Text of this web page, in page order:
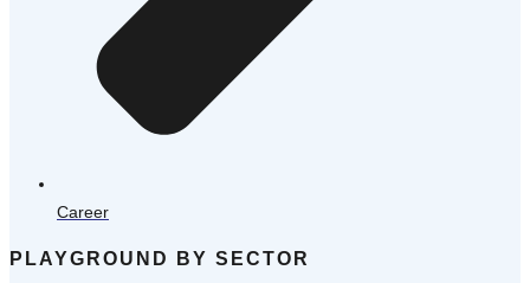
Career
PLAYGROUND BY SECTOR